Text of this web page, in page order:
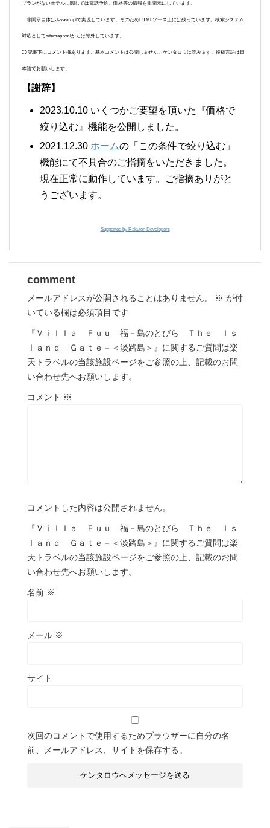
プランがないホテルに関しては電話予約、価格等の情報を非開示にしています。
非開示自体はJavascriptで実現しています。そのためHTMLソース上には残っています。検索システム
対応としてsitemap.xmlからは除外しています。
◯ 記事下にコメント欄あります。基本コメントは公開しません。ケンタロウは読みます。投稿言語は日
本語でお願いします。
【謝辞】
2023.10.10 いくつかご要望を頂いた『価格で
絞り込む』機能を公開しました。
2021.12.30 ホームの「この条件で絞り込む」
機能にて不具合のご指摘をいただきました。
現在正常に動作しています。ご指摘ありがと
うございます。
Supported by Rakuten Developers
comment
メールアドレスが公開されることはありません。 ※ が付
いている欄は必須項目です
『Ｖｉｌｌａ Ｆｕｕ 福－島のとびら Ｔｈｅ Ｉｓ
ｌａｎｄ Ｇａｔｅ－＜淡路島＞』に関するご質問は楽
天トラベルの当該施設ページをご参照の上、記載のお問
い合わせ先へお願いします。
コメント ※
コメントした内容は公開されません。
『Ｖｉｌｌａ Ｆｕｕ 福－島のとびら Ｔｈｅ Ｉｓ
ｌａｎｄ Ｇａｔｅ－＜淡路島＞』に関するご質問は楽
天トラベルの当該施設ページをご参照の上、記載のお問
い合わせ先へお願いします。
名前 ※
メール ※
サイト
次回のコメントで使用するためブラウザーに自分の名
前、メールアドレス、サイトを保存する。